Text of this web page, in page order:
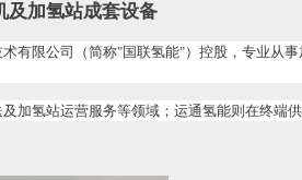
及加氢站成套设备
有限公司（简称"国联氢能"）控股，专业
加氢站运营服务等领域；运通氢能则在终端